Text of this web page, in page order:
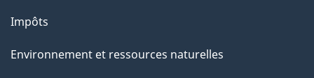
Impôts
Environnement et ressources naturelles